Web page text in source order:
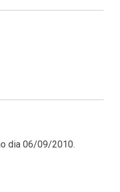
dia 06/09/2010.